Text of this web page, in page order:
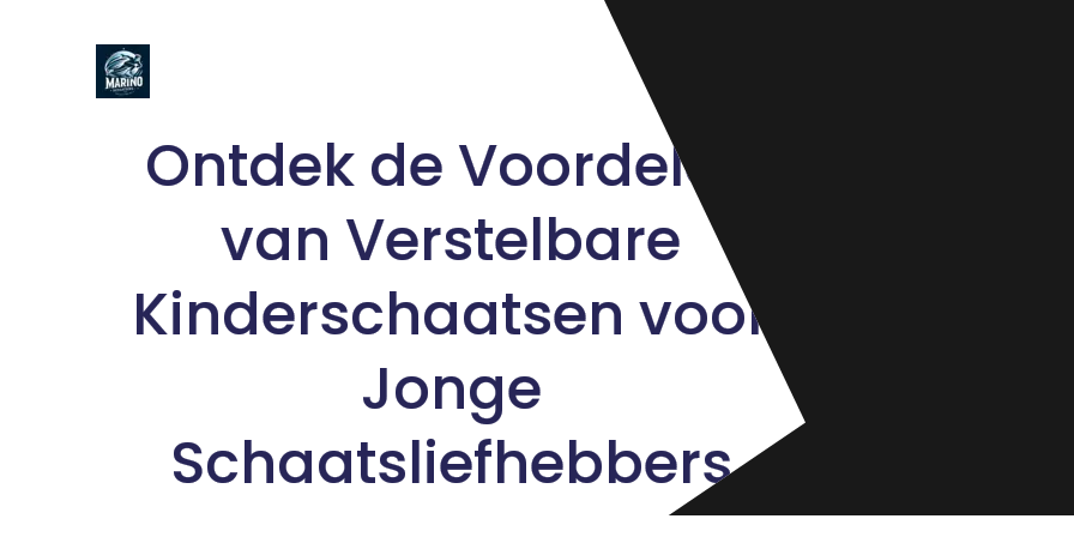
Ontdek de Voordelen
van Verstelbare
Kinderschaatsen voor
Jonge
Schaatsliefhebbers